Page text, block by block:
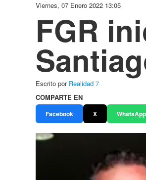
Viernes, 07 Enero 2022 13:05
FGR
Escrito por Realidad 7
COMPARTE EN
Facebook X WhatsApp